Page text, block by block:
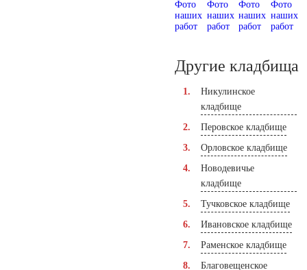
Другие кладбища
Никулинское
кладбище
Перовское кладбище
Орловское кладбище
Новодевичье
кладбище
Тучковское кладбище
Ивановское кладбище
Раменское кладбище
Благовещенское